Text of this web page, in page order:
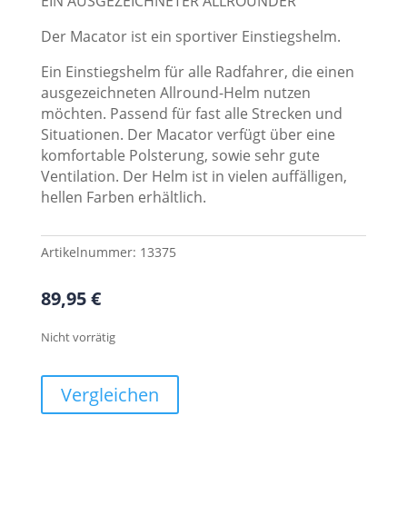
Der Macator ist ein sportiver Einstiegshelm.
Ein Einstiegshelm für alle Radfahrer, die einen
ausgezeichneten Allround-Helm nutzen
möchten. Passend für fast alle Strecken und
Situationen. Der Macator verfügt über eine
komfortable Polsterung, sowie sehr gute
Ventilation. Der Helm ist in vielen auffälligen,
hellen Farben erhältlich.
Artikelnummer: 13375
89,95€
Nicht vorrätig
Vergleichen